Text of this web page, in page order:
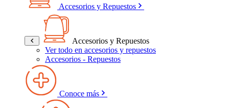
Accesorios y Repuestos
Accesorios y Repuestos
Ver todo en accesorios y repuestos
Accesorios - Repuestos
Conoce más